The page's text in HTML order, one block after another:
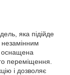
яка підійде
незамінним
оснащена
переміщення.
і дозволяє